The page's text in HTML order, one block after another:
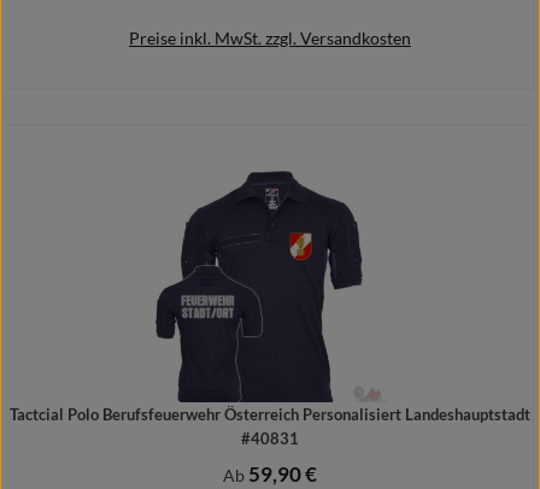
Preise inkl. MwSt. zzgl. Versandkosten
Tactcial Polo Berufsfeuerwehr Österreich Personalisiert Landeshauptstadt
#40831
Regulärer Preis:
Ab 59,90 €